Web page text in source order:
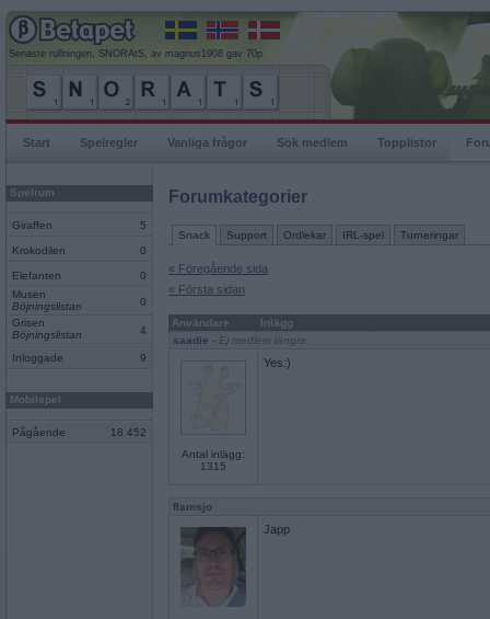
Senaste rullningen, SNORAtS, av magnus1908 gav 70p
Start Spelregler Vanliga frågor Sök medlem Topplistor
Spelrum
Giraffen 5
Krokodilen 0
Elefanten
0
Musen
Böjningslistan
0
Grisen
Böjningslistan
4
Inloggade 9
Mobilspel
Pågående 18 452
Forumkategorier
Snack Support Ordlekar IRL-spel Turneringar
« Föregående sida
« Första sidan
Användare
Inlägg
saadie - Ej medlem längre
Antal inlägg:
1315
Yes:)
flamsjo
Japp